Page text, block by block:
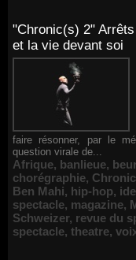
"Chronic(s) 2"
et la vie devant soi
faire résonner, par le
question virale de...
Afrique, banlieue, beur
chorégraphie, Chronic
Ben Mahi, hip-hop,
spectacle, magazine,
Schweizer, revue du
spectacle, theatre,